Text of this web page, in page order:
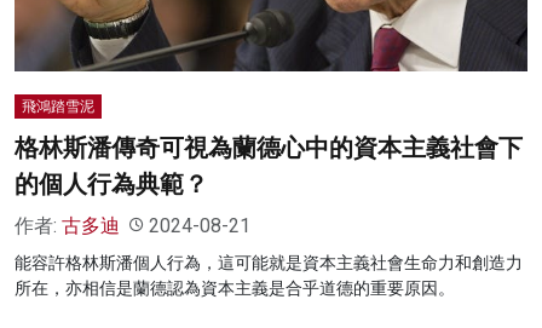
灼見活動
飛鴻踏雪泥
格林斯潘傳奇可視為蘭德心中的資本主義社會下
的個人行為典範？
作者: 古多迪 2024-08-21
能容許格林斯潘個人行為，這可能就是資本主義社會生命力和創造力
所在，亦相信是蘭德認為資本主義是合乎道德的重要原因。